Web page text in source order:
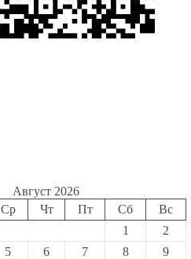
Август 2026
Ср Чт Пт Сб
Вс
1
2
5 6 7 8
9